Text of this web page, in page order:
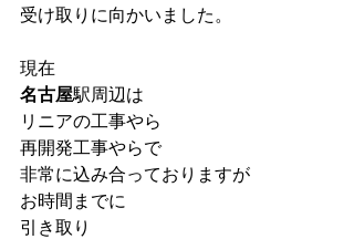
受け取りに向かいました。
現在
名古屋駅周辺は
リニアの工事やら
再開発工事やらで
非常に込み合っておりますが
お時間までに
引き取り